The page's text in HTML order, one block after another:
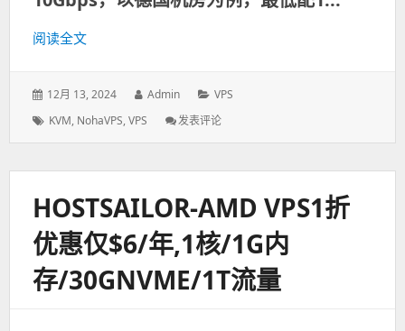
阅读全文
发
于：
12月 13, 2024
作
Admin
分
类：
VPS
标
KVM, NohaVPS,VPS 发表评论
克
VPS/2
内
存/40G
NVMe/40T
流
HOSTSAILOR-AMD VPS1折
优惠仅$6/年,1核/1G内
存/30GNVME/1T流量